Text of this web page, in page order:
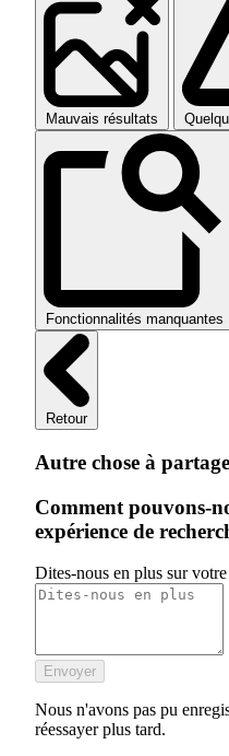
Mauvais résultats
Fonctionnalités manquantes
Retour
Autre chose à
Comment pouvons-
expérience de
Dites-nous en plus sur
Envoyer
Nous n'avons pas pu
réessayer plus tard.